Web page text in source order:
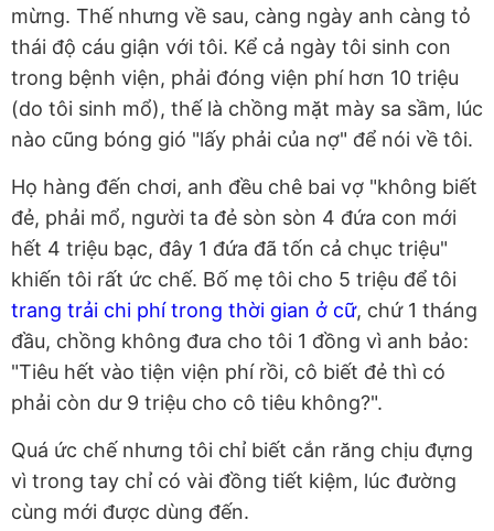
mừng. Thế nhưng về sau, càng ngày anh càng tỏ
thái độ cáu giận với tôi. Kể cả ngày tôi sinh con
trong bệnh viện, phải đóng viện phí hơn 10 triệu
(do tôi sinh mổ), thế là chồng mặt mày sa sầm, lúc
nào cũng bóng gió "lấy phải của nợ" để nói về tôi.
Họ hàng đến chơi, anh đều chê bai vợ "không biết
đẻ, phải mổ, người ta đẻ sòn sòn 4 đứa con mới
hết 4 triệu bạc, đây 1 đứa đã tốn cả chục triệu"
khiến tôi rất ức chế. Bố mẹ tôi cho 5 triệu để tôi
trang trải chi phí trong thời gian ở cữ, chứ 1 tháng
đầu, chồng không đưa cho tôi 1 đồng vì anh bảo:
"Tiêu hết vào tiện viện phí rồi, cô biết đẻ thì có
phải còn dư 9 triệu cho cô tiêu không?".
Quá ức chế nhưng tôi chỉ biết cắn răng chịu đựng
vì trong tay chỉ có vài đồng tiết kiệm, lúc đường
cùng mới được dùng đến.